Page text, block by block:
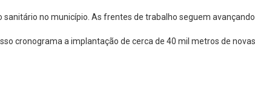
no município. As frentes de trabalho seguem
cronograma a implantação de cerca de 40 mil metros de